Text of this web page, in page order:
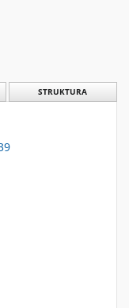
STRUKTURA